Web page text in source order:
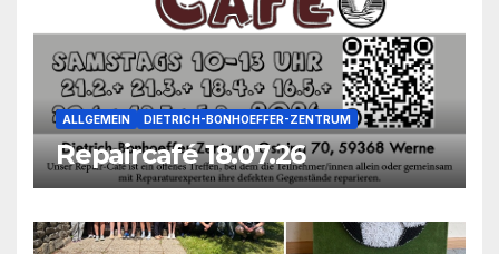
ALLGEMEIN DIETRICH-BONHOEFFER-ZENTRUM
Repaircafé 18.07.26